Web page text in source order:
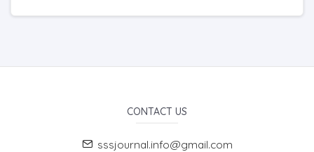
CONTACT US
sssjournal.info@gmail.com